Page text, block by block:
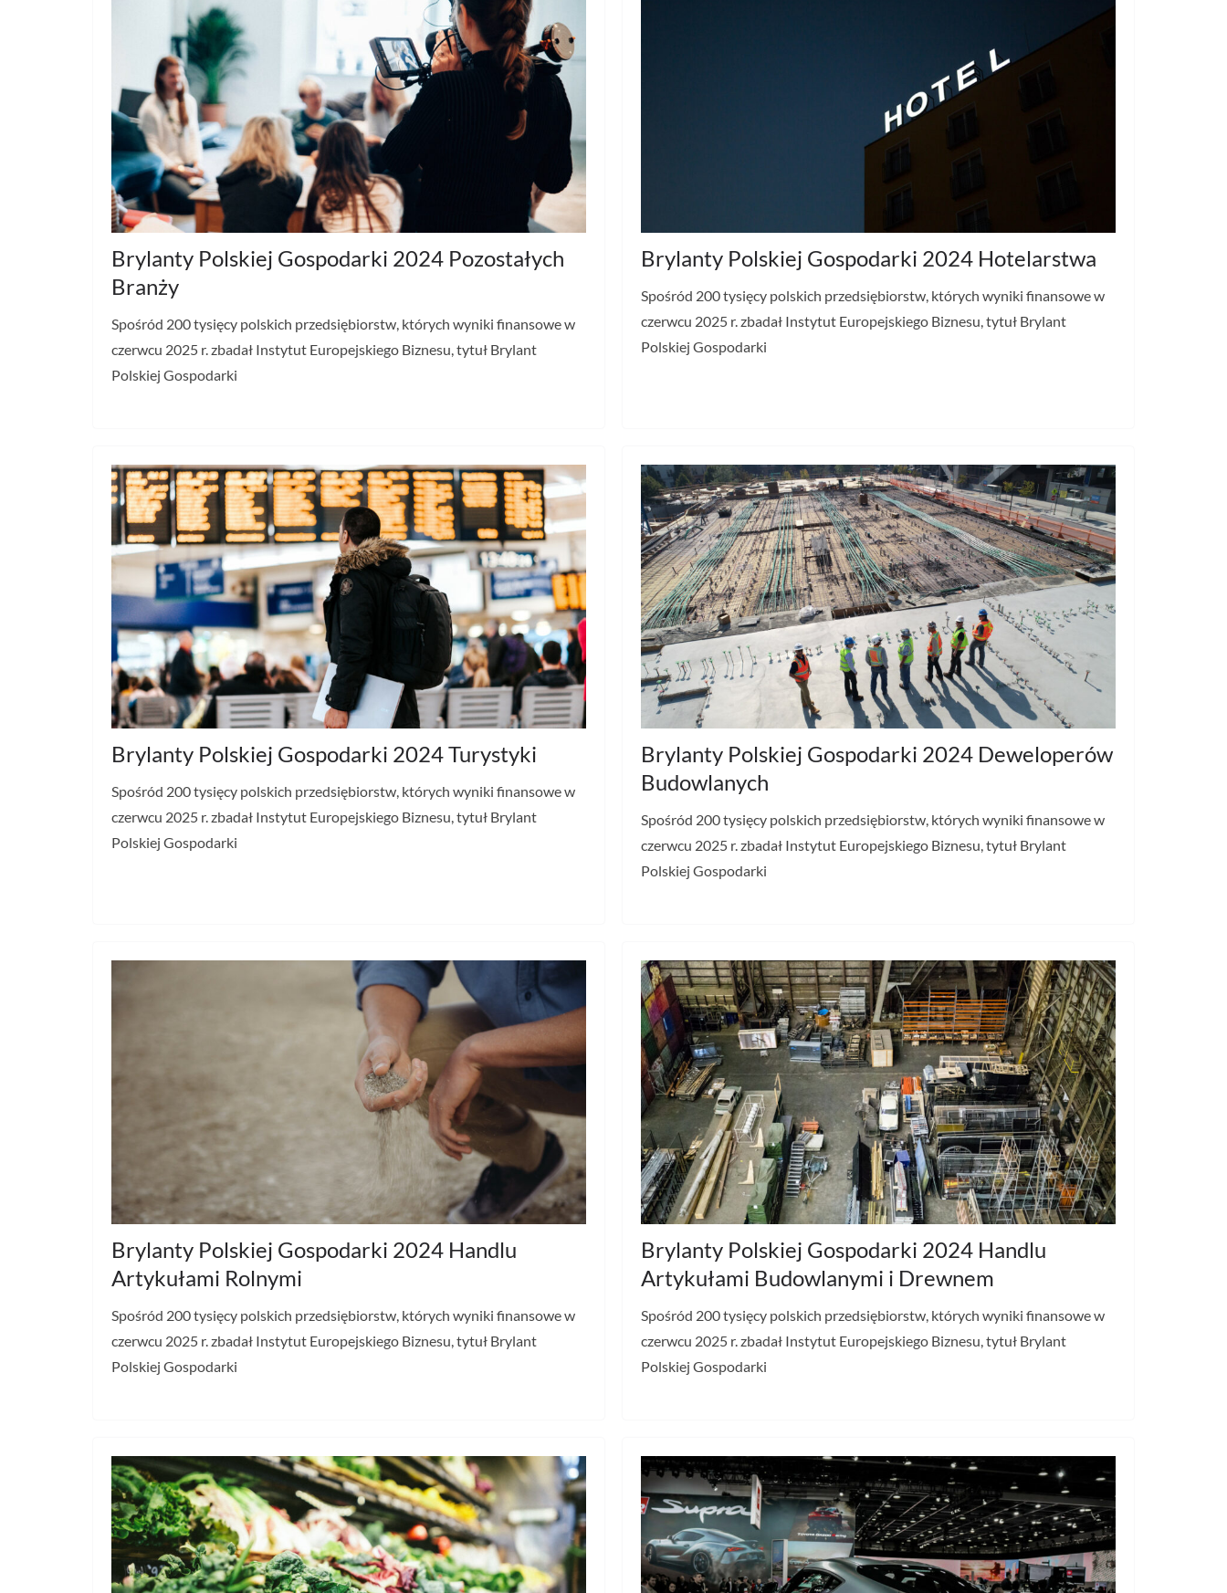
Brylanty Polskiej Gospodarki 2024 Pozostałych
Branży
Spośród 200 tysięcy polskich przedsiębiorstw, których wyniki finansowe w
czerwcu 2025 r. zbadał Instytut Europejskiego Biznesu, tytuł Brylant
Polskiej Gospodarki
Brylanty Polskiej Gospodarki 2024 Hotelarstwa
Spośród 200 tysięcy polskich przedsiębiorstw, których wyniki finansowe w
czerwcu 2025 r. zbadał Instytut Europejskiego Biznesu, tytuł Brylant
Polskiej Gospodarki
Brylanty Polskiej Gospodarki 2024 Turystyki
Spośród 200 tysięcy polskich przedsiębiorstw, których wyniki finansowe w
czerwcu 2025 r. zbadał Instytut Europejskiego Biznesu, tytuł Brylant
Polskiej Gospodarki
Brylanty Polskiej Gospodarki 2024 Deweloperów
Budowlanych
Spośród 200 tysięcy polskich przedsiębiorstw, których wyniki finansowe w
czerwcu 2025 r. zbadał Instytut Europejskiego Biznesu, tytuł Brylant
Polskiej Gospodarki
Brylanty Polskiej Gospodarki 2024 Handlu
Artykułami Rolnymi
Spośród 200 tysięcy polskich przedsiębiorstw, których wyniki finansowe w
czerwcu 2025 r. zbadał Instytut Europejskiego Biznesu, tytuł Brylant
Polskiej Gospodarki
Brylanty Polskiej Gospodarki 2024 Handlu
Artykułami Budowlanymi i Drewnem
Spośród 200 tysięcy polskich przedsiębiorstw, których wyniki finansowe w
czerwcu 2025 r. zbadał Instytut Europejskiego Biznesu, tytuł Brylant
Polskiej Gospodarki